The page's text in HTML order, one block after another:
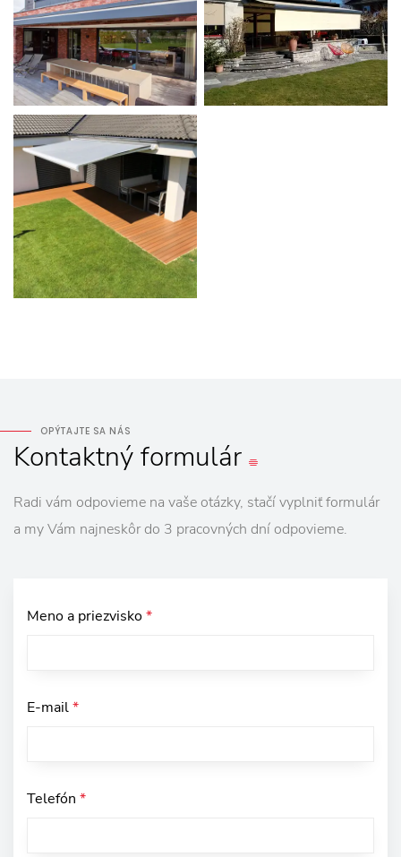
OPÝTAJTE SA NÁS
Kontaktnýformulár
Radi vám odpovieme na vaše otázky, stačí vyplniť formulár
a my Vám najneskôr do 3 pracovných dní odpovieme.
Meno a priezvisko*
E-mail*
Telefón *